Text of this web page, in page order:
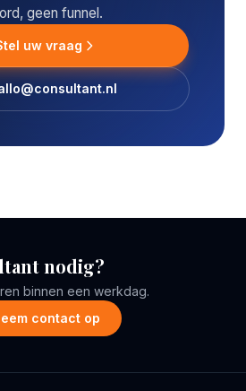
geen funnel.
uw vraag
nodig?
binnen een werkdag.
contact op